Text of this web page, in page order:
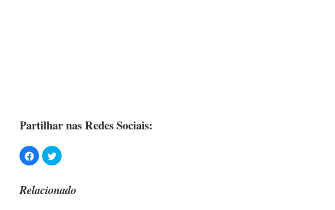
Partilhar nas Redes Sociais:
Relacionado